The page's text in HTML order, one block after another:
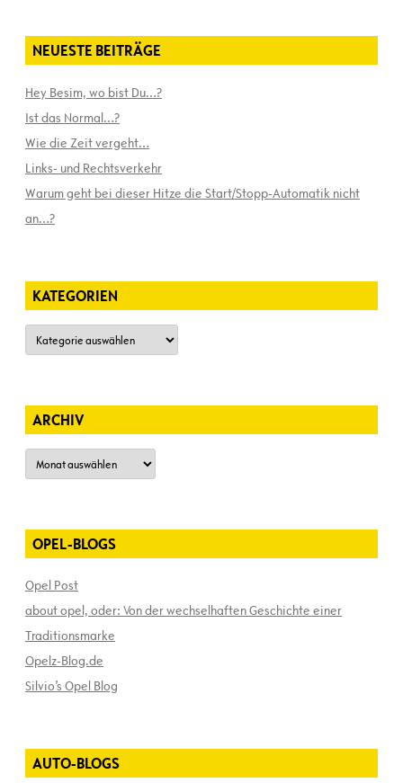
NEUESTE BEITRÄGE
Hey Besim, wo bist Du…?
Ist das Normal…?
Wie die Zeit vergeht…
Links- und Rechtsverkehr
Warum geht bei dieser Hitze die Start/Stopp-Automatik nicht
an…?
KATEGORIEN
Kategorien
ARCHIV
Archiv
OPEL-BLOGS
Opel Post
about opel, oder: Von der wechselhaften Geschichte einer
Traditionsmarke
Opelz-Blog.de
Silvio’s Opel Blog
AUTO-BLOGS